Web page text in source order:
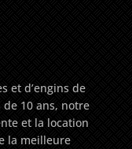
et d’engins de
10 ans, notre
et la location
la meilleure